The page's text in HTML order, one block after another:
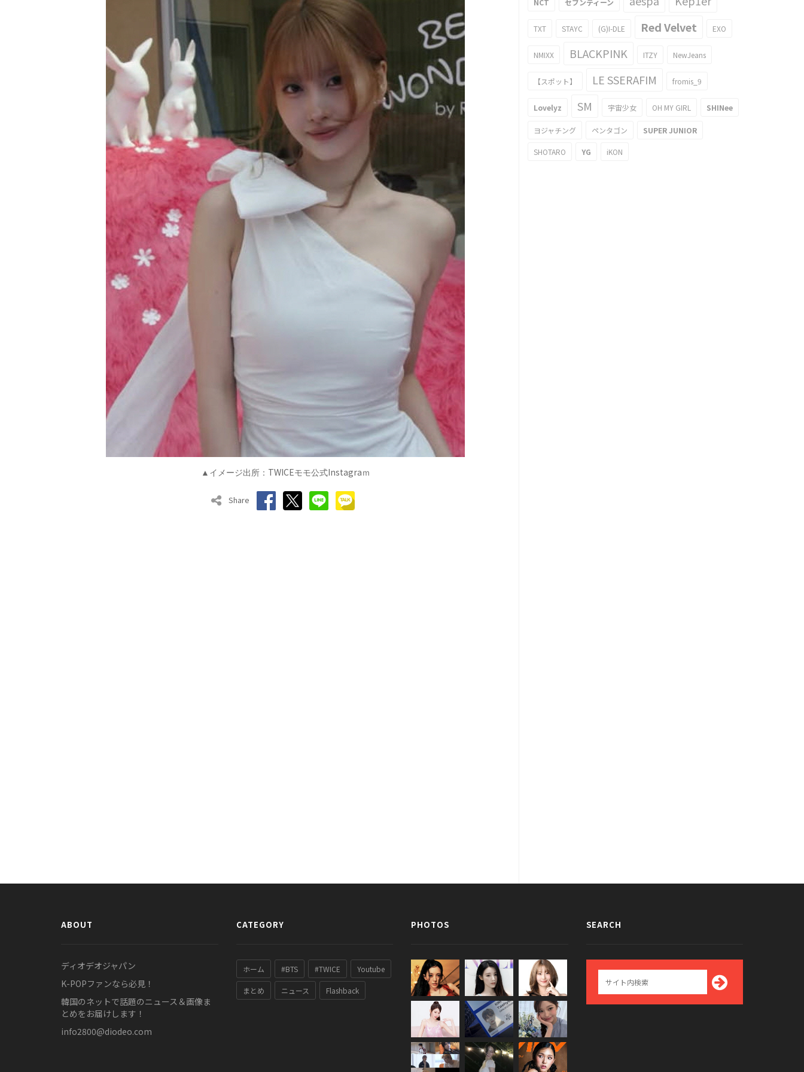
▲イメージ出所： TWICEモモ公式Instagra ｍ
Share
NCT セブンティーン
TXT STAYC (G)I-DLE Red Velvet EXO
NMIXX BLACKPINK ITZY NewJeans
【スポット】 LE SSERAFIM fromis_9
Lovelyz SM 宇宙少女 OH MY GIRL SHINee
ヨジャチング ペンタゴン SUPER JUNIOR
SHOTARO YG iKON
ABOUT
ディオデオジャパン
K-POPファンなら必見！
韓国のネットで話題のニュース＆画像ま
とめをお届けします！
info2800@diodeo.com
CATEGORY
ホーム #BTS #TWICE Youtube
まとめ ニュース Flashback
PHOTOS SEARCH